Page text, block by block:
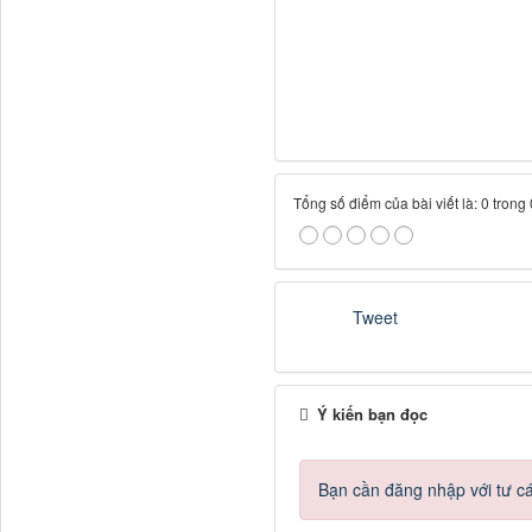
   - Giai đoạn nào
ới nếu thành công)
   - Một phiên bản tuyệt vời trông như thế nào
   - Một phiên bản tồi trông như thế nào
   - Tác động đến việc giữ chân khách hàng (1–5)
   - Tần suất (tỷ lệ khách hàng gặp phải)
c)
   - Độ mạnh của bằng chứng từ nghiên cứu (1=ý kiến ​​cá nhân, 5=kh
Tổng số điểm của bài viết là: 0 trong
Tweet
Ý kiến bạn đọc
Bạn cần đăng nhập với tư